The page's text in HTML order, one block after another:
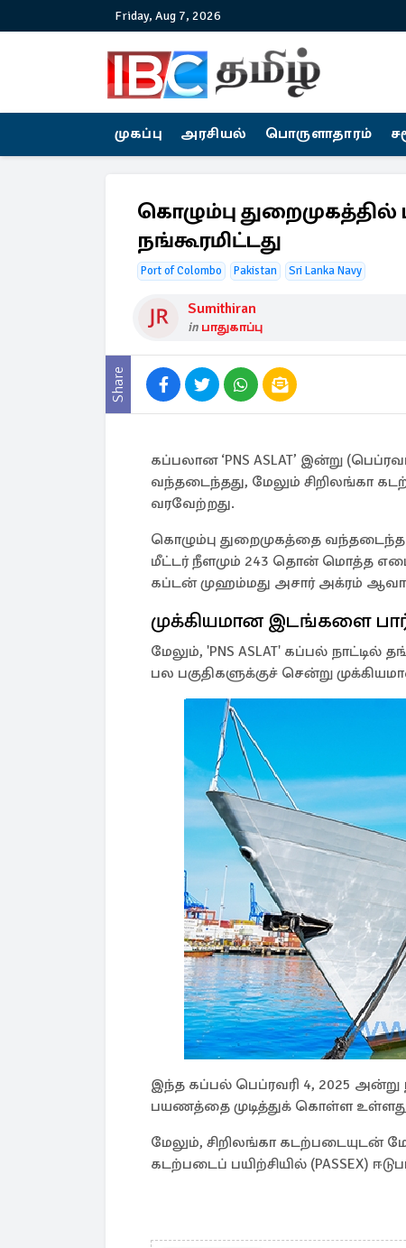
Friday, Aug 7, 2026
முகப்பு அரசியல் பொருளாதாரம்
கொழும்பு
நங்கூரமிட்டது
Port of Colombo Pakistan Sri Lanka Navy
Sumithiran
in பாதுகாப்பு
Share
கப்பலான ‘PNS ASLAT’ இன்று
வந்தடைந்தது, மேலும் சிறிலங்கா
வரவேற்றது.
கொழும்பு துறைமுகத்தை வந்தடைந்த
மீட்டர் நீளமும் 243 தொன் மொத்த
கப்டன் முஹம்மது அசார் அக்ரம்
முக்கியமான இடங்களை
மேலும், 'PNS ASLAT' கப்பல் நாட்டில்
பல பகுதிகளுக்குச் சென்று
இந்த கப்பல் பெப்ரவரி 4, 2025 அன்று
பயணத்தை முடித்துக் கொள்ள
மேலும், சிறிலங்கா கடற்படையுடன்
கடற்படைப் பயிற்சியில் (PASSEX)